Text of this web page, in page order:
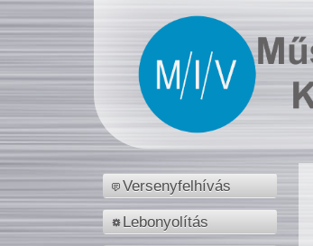
Versenyfelhívás
Lebonyolítás